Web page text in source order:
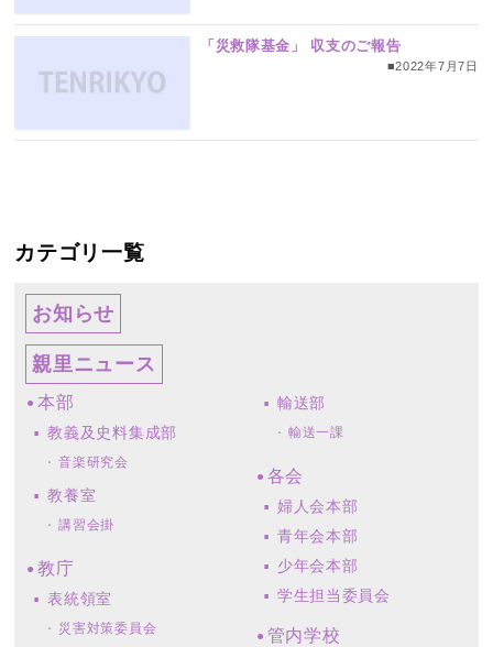
「災救隊基金」 収支のご報告
■2022年7月7日
カテゴリ一覧
お知らせ
親里ニュース
本部
教義及史料集成部
音楽研究会
教養室
講習会掛
教庁
表統領室
災害対策委員会
輸送部
輸送一課
各会
婦人会本部
青年会本部
少年会本部
学生担当委員会
管内学校